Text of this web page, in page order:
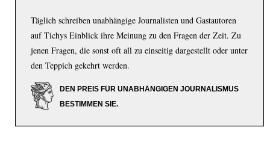
Täglich schreiben unabhängige Journalisten und Gastautoren
auf Tichys Einblick ihre Meinung zu den Fragen der Zeit. Zu
jenen Fragen, die sonst oft all zu einseitig dargestellt oder unter
den Teppich gekehrt werden.
DEN PREIS FÜR UNABHÄNGIGEN JOURNALISMUS
BESTIMMEN SIE.